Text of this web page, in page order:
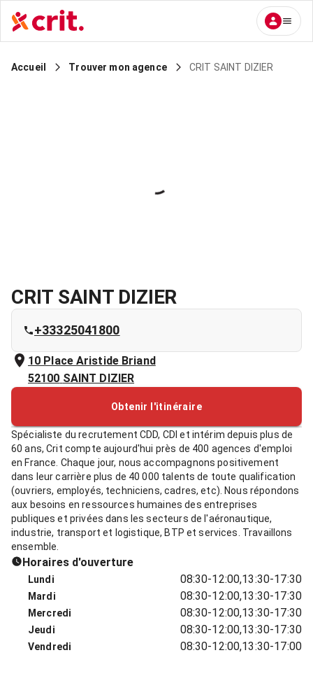
Accueil Trouver mon agence CRIT SAINT DIZIER
CRIT SAINT DIZIER
+33325041800
10 Place Aristide Briand
52100 SAINT DIZIER
Obtenir l'itinéraire
Spécialiste du recrutement CDD, CDI et intérim depuis plus de
60 ans, Crit compte aujourd'hui près de 400 agences d'emploi
en France. Chaque jour, nous accompagnons positivement
dans leur carrière plus de 40 000 talents de toute qualification
(ouvriers, employés, techniciens, cadres, etc). Nous répondons
aux besoins en ressources humaines des entreprises
publiques et privées dans les secteurs de l'aéronautique,
industrie, transport et logistique, BTP et services. Travaillons
ensemble.
Horaires d'ouverture
Lundi 08:30-12:00,13:30-17:30
Mardi 08:30-12:00,13:30-17:30
Mercredi 08:30-12:00,13:30-17:30
Jeudi 08:30-12:00,13:30-17:30
Vendredi 08:30-12:00,13:30-17:00